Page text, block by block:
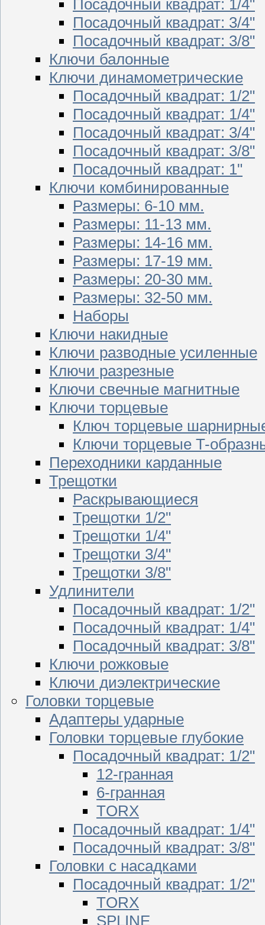
Посадочный квадрат: 1/4"
Посадочный квадрат: 3/4"
Посадочный квадрат: 3/8"
Ключи балонные
Ключи динамометрические
Посадочный квадрат: 1/2"
Посадочный квадрат: 1/4"
Посадочный квадрат: 3/4"
Посадочный квадрат: 3/8"
Посадочный квадрат: 1"
Ключи комбинированные
Размеры: 6-10 мм.
Размеры: 11-13 мм.
Размеры: 14-16 мм.
Размеры: 17-19 мм.
Размеры: 20-30 мм.
Размеры: 32-50 мм.
Наборы
Ключи накидные
Ключи разводные усиленные
Ключи разрезные
Ключи свечные магнитные
Ключи торцевые
Ключ торцевые
Ключи торцевые T-
Переходники карданные
Трещотки
Раскрывающиеся
Трещотки 1/2"
Трещотки 1/4"
Трещотки 3/4"
Трещотки 3/8"
Удлинители
Посадочный квадрат: 1/2"
Посадочный квадрат: 1/4"
Посадочный квадрат: 3/8"
Ключи рожковые
Ключи диэлектрические
Головки торцевые
Адаптеры ударные
Головки торцевые глубокие
Посадочный квадрат: 1/2"
12-гранная
6-гранная
TORX
Посадочный квадрат: 1/4"
Посадочный квадрат: 3/8"
Головки с насадками
Посадочный квадрат: 1/2"
TORX
SPLINE